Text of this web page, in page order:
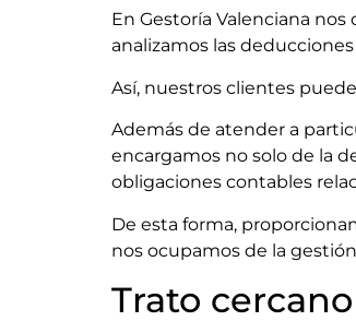
En Gestoría Valenciana
analizamos las
Así, nuestros clientes
Además de atender a
encargamos no solo de la
obligaciones contables
De esta forma,
nos ocupamos de la
Trato